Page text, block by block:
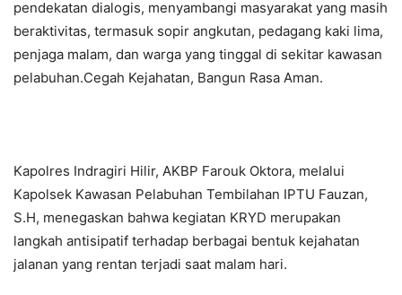
pendekatan dialogis, menyambangi masyarakat yang masih
beraktivitas, termasuk sopir angkutan, pedagang kaki lima,
penjaga malam, dan warga yang tinggal di sekitar kawasan
pelabuhan.Cegah Kejahatan, Bangun Rasa Aman.
Kapolres Indragiri Hilir, AKBP Farouk Oktora, melalui
Kapolsek Kawasan Pelabuhan Tembilahan IPTU Fauzan,
S.H, menegaskan bahwa kegiatan KRYD merupakan
langkah antisipatif terhadap berbagai bentuk kejahatan
jalanan yang rentan terjadi saat malam hari.